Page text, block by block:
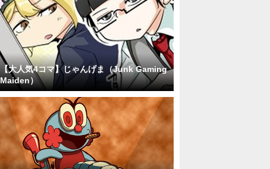
【大人気4コマ】じゃんげま（Junk Gaming
Maiden）